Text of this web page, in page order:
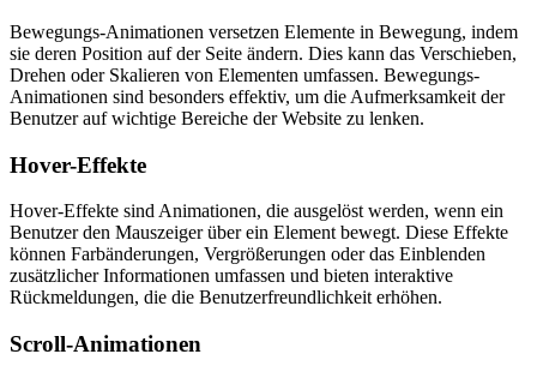
Bewegungs-Animationen versetzen Elemente in Bewegung, indem
sie deren Position auf der Seite ändern. Dies kann das Verschieben,
Drehen oder Skalieren von Elementen umfassen. Bewegungs-
Animationen sind besonders effektiv, um die Aufmerksamkeit der
Benutzer auf wichtige Bereiche der Website zu lenken.
Hover-Effekte
Hover-Effekte sind Animationen, die ausgelöst werden, wenn ein
Benutzer den Mauszeiger über ein Element bewegt. Diese Effekte
können Farbänderungen, Vergrößerungen oder das Einblenden
zusätzlicher Informationen umfassen und bieten interaktive
Rückmeldungen, die die Benutzerfreundlichkeit erhöhen.
Scroll-Animationen